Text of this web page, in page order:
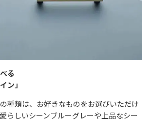
る
ン」
種類は、お好きなものをお選びいただけ
らしいシーンブルーグレーや上品なシー